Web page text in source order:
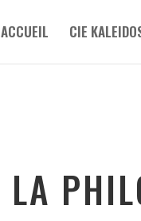
ACCUEIL CIE
LA